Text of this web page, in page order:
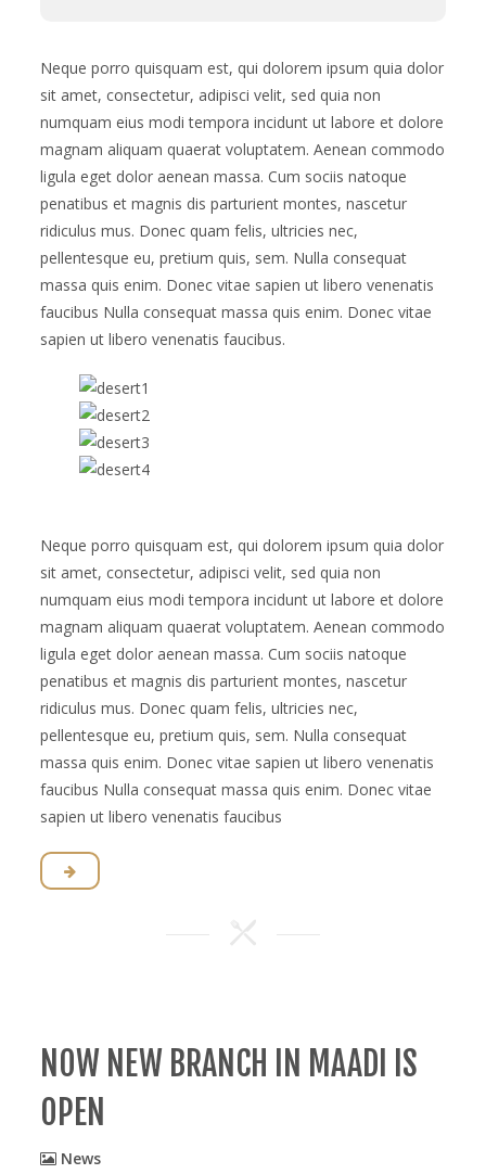
Neque porro quisquam est, qui dolorem ipsum quia dolor
sit amet, consectetur, adipisci velit, sed quia non
numquam eius modi tempora incidunt ut labore et dolore
magnam aliquam quaerat voluptatem. Aenean commodo
ligula eget dolor aenean massa. Cum sociis natoque
penatibus et magnis dis parturient montes, nascetur
ridiculus mus. Donec quam felis, ultricies nec,
pellentesque eu, pretium quis, sem. Nulla consequat
massa quis enim. Donec vitae sapien ut libero venenatis
faucibus Nulla consequat massa quis enim. Donec vitae
sapien ut libero venenatis faucibus.
Neque porro quisquam est, qui dolorem ipsum quia dolor
sit amet, consectetur, adipisci velit, sed quia non
numquam eius modi tempora incidunt ut labore et dolore
magnam aliquam quaerat voluptatem. Aenean commodo
ligula eget dolor aenean massa. Cum sociis natoque
penatibus et magnis dis parturient montes, nascetur
ridiculus mus. Donec quam felis, ultricies nec,
pellentesque eu, pretium quis, sem. Nulla consequat
massa quis enim. Donec vitae sapien ut libero venenatis
faucibus Nulla consequat massa quis enim. Donec vitae
sapien ut libero venenatis faucibus
NOW NEW BRANCH IN MAADI IS
OPEN
News